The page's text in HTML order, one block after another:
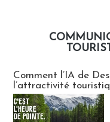
Comment l’IA de
l’attractivité